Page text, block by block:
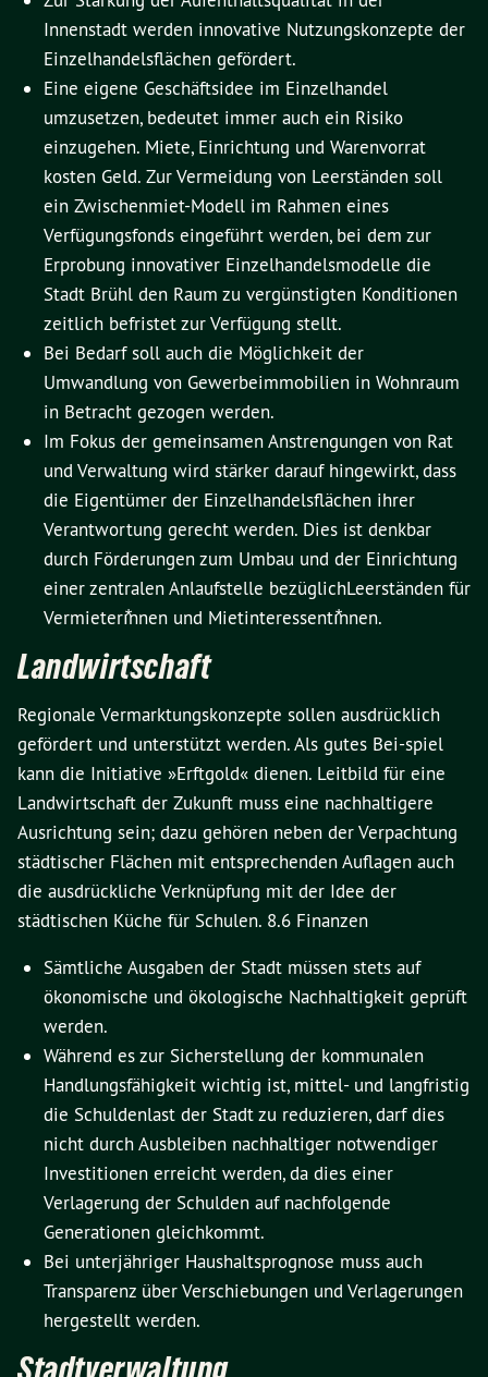
Innenstadt werden innovative Nutzungskonzepte der
Einzelhandelsflächen gefördert.
Eine eigene Geschäftsidee im Einzelhandel
umzusetzen, bedeutet immer auch ein Risiko
einzugehen. Miete, Einrichtung und Warenvorrat
kosten Geld. Zur Vermeidung von Leerständen soll
ein Zwischenmiet-Modell im Rahmen eines
Verfügungsfonds eingeführt werden, bei dem zur
Erprobung innovativer Einzelhandelsmodelle die
Stadt Brühl den Raum zu vergünstigten Konditionen
zeitlich befristet zur Verfügung stellt.
Bei Bedarf soll auch die Möglichkeit der
Umwandlung von Gewerbeimmobilien in Wohnraum
in Betracht gezogen werden.
Im Fokus der gemeinsamen Anstrengungen von Rat
und Verwaltung wird stärker darauf hingewirkt, dass
die Eigentümer der Einzelhandelsflächen ihrer
Verantwortung gerecht werden. Dies ist denkbar
durch Förderungen zum Umbau und der Einrichtung
einer zentralen Anlaufstelle bezüglichLeerständen für
Vermieterı⃰nnen und Mietinteressentı⃰nnen.
Landwirtschaft
Regionale Vermarktungskonzepte sollen ausdrücklich
gefördert und unterstützt werden. Als gutes Bei-spiel
kann die Initiative »Erftgold« dienen. Leitbild für eine
Landwirtschaft der Zukunft muss eine nachhaltigere
Ausrichtung sein; dazu gehören neben der Verpachtung
städtischer Flächen mit entsprechenden Auflagen auch
die ausdrückliche Verknüpfung mit der Idee der
städtischen Küche für Schulen. 8.6 Finanzen
Sämtliche Ausgaben der Stadt müssen stets auf
ökonomische und ökologische Nachhaltigkeit geprüft
werden.
Während es zur Sicherstellung der kommunalen
Handlungsfähigkeit wichtig ist, mittel- und langfristig
die Schuldenlast der Stadt zu reduzieren, darf dies
nicht durch Ausbleiben nachhaltiger notwendiger
Investitionen erreicht werden, da dies einer
Verlagerung der Schulden auf nachfolgende
Generationen gleichkommt.
Bei unterjähriger Haushaltsprognose muss auch
Transparenz über Verschiebungen und Verlagerungen
hergestellt werden.